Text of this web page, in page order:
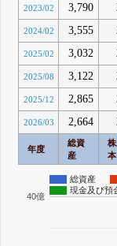
2023/02 3,790
2024/02 3,555
2025/02 3,032
2025/08 3,122
2025/12 2,865
2026/03 2,664
年度
総資
産
本
総資産
現金及び預
40億